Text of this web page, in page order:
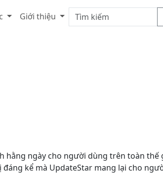
Giới thiệu
hằng ngày cho người dùng trên toàn thế
kể mà UpdateStar mang lại cho